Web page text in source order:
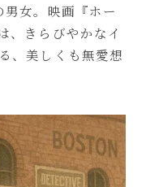
男女。映画『ホー
、きらびやかなイ
、美しくも無愛想